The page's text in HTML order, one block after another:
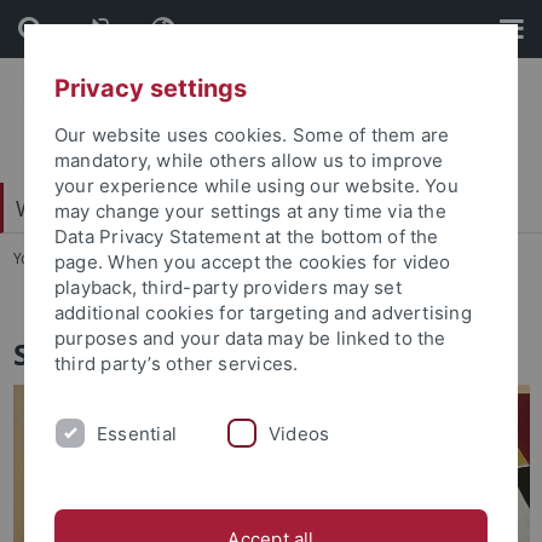
Skip
to
content
Skip
to
footer
Wirtschafts- und Sozialwissenschaftliche Fakultät
You are here: Startseite ... Studiendekanat
Studiendekanat
Privacy settings
Our website uses cookies. Some of them are
mandatory, while others allow us to improve
your experience while using our website. You
may change your settings at any time via the
Data Privacy Statement at the bottom of the
page. When you accept the cookies for video
playback, third-party providers may set
additional cookies for targeting and advertising
purposes and your data may be linked to the
third party’s other services.
Essential Videos